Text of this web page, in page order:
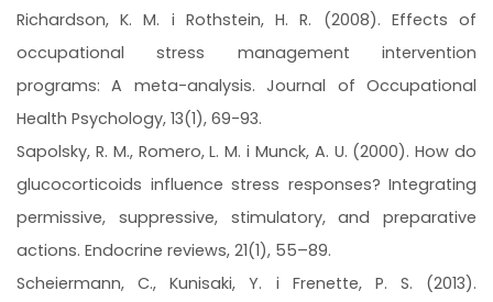
Richardson, K. M. i Rothstein, H. R. (2008). Effects of
occupational stress management intervention
programs: A meta-analysis. Journal of Occupational
Health Psychology, 13(1), 69-93.
Sapolsky, R. M., Romero, L. M. i Munck, A. U. (2000). How do
glucocorticoids influence stress responses? Integrating
permissive, suppressive, stimulatory, and preparative
actions. Endocrine reviews, 21(1), 55–89.
Scheiermann, C., Kunisaki, Y. i Frenette, P. S. (2013).